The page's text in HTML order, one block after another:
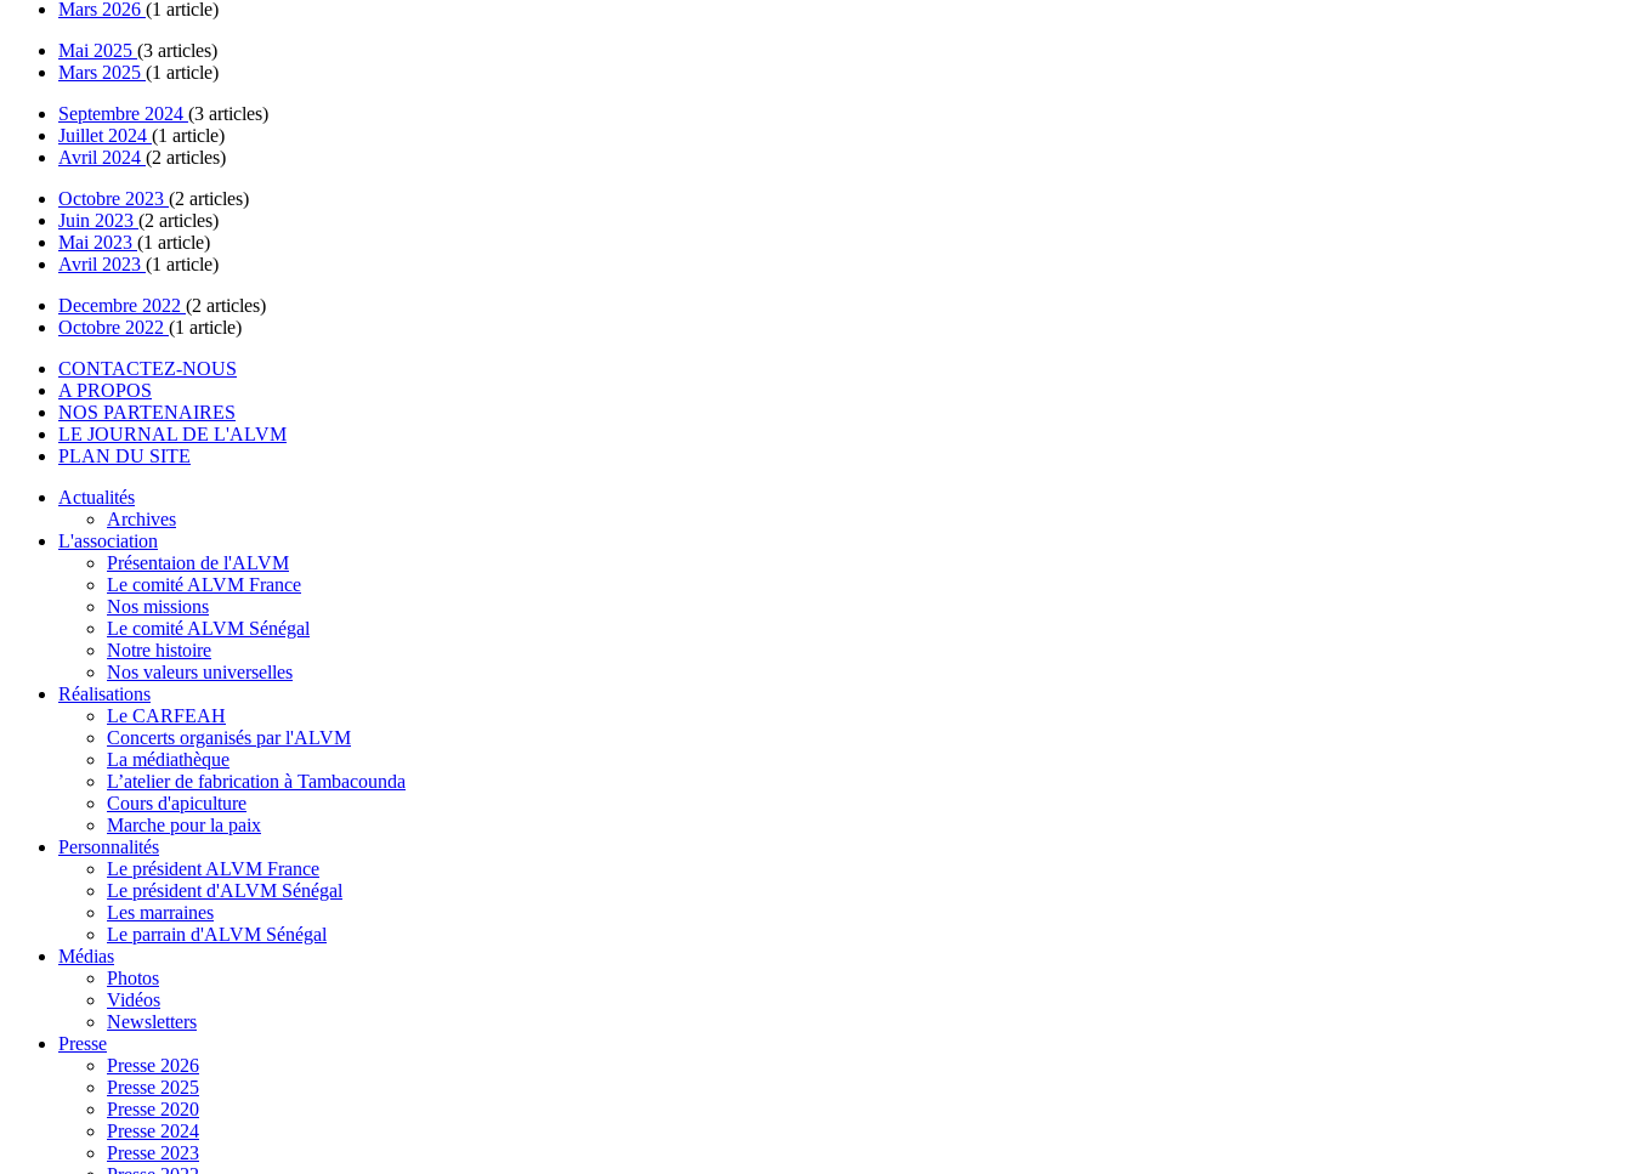
Mars 2026 (1 article)
Mai 2025 (3 articles)
Mars 2025 (1 article)
Septembre 2024 (3 articles)
Juillet 2024 (1 article)
Avril 2024 (2 articles)
Octobre 2023 (2 articles)
Juin 2023 (2 articles)
Mai 2023 (1 article)
Avril 2023 (1 article)
Decembre 2022 (2 articles)
Octobre 2022 (1 article)
CONTACTEZ-NOUS
A PROPOS
NOS PARTENAIRES
LE JOURNAL DE L'ALVM
PLAN DU SITE
Actualités
Archives
L'association
Présentaion de l'ALVM
Le comité ALVM France
Nos missions
Le comité ALVM Sénégal
Notre histoire
Nos valeurs universelles
Réalisations
Le CARFEAH
Concerts organisés par l'ALVM
La médiathèque
L’atelier de fabrication à Tambacounda
Cours d'apiculture
Marche pour la paix
Personnalités
Le président ALVM France
Le président d'ALVM Sénégal
Les marraines
Le parrain d'ALVM Sénégal
Médias
Photos
Vidéos
Newsletters
Presse
Presse 2026
Presse 2025
Presse 2020
Presse 2024
Presse 2023